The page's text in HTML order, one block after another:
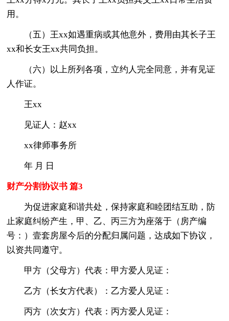
用。
（五）王xx如遇重病或其他意外，费用由其长子王
xx和长女王xx共同负担。
（六）以上所列各项，立约人完全同意，并有见证
人作证。
王xx
见证人：赵xx
xx律师事务所
年 月 日
财产分割协议书 篇3
为促进家庭和谐共处，保持家庭和睦团结互助，防
止家庭纠纷产生，甲、乙、丙三方为座落于（房产编
号：）壹套房屋今后的分配归属问题，达成如下协议，
以资共同遵守。
甲方（父母方）代表：甲方爱人见证：
乙方（长女方代表）：乙方爱人见证：
丙方（次女方）代表：丙方爱人见证：